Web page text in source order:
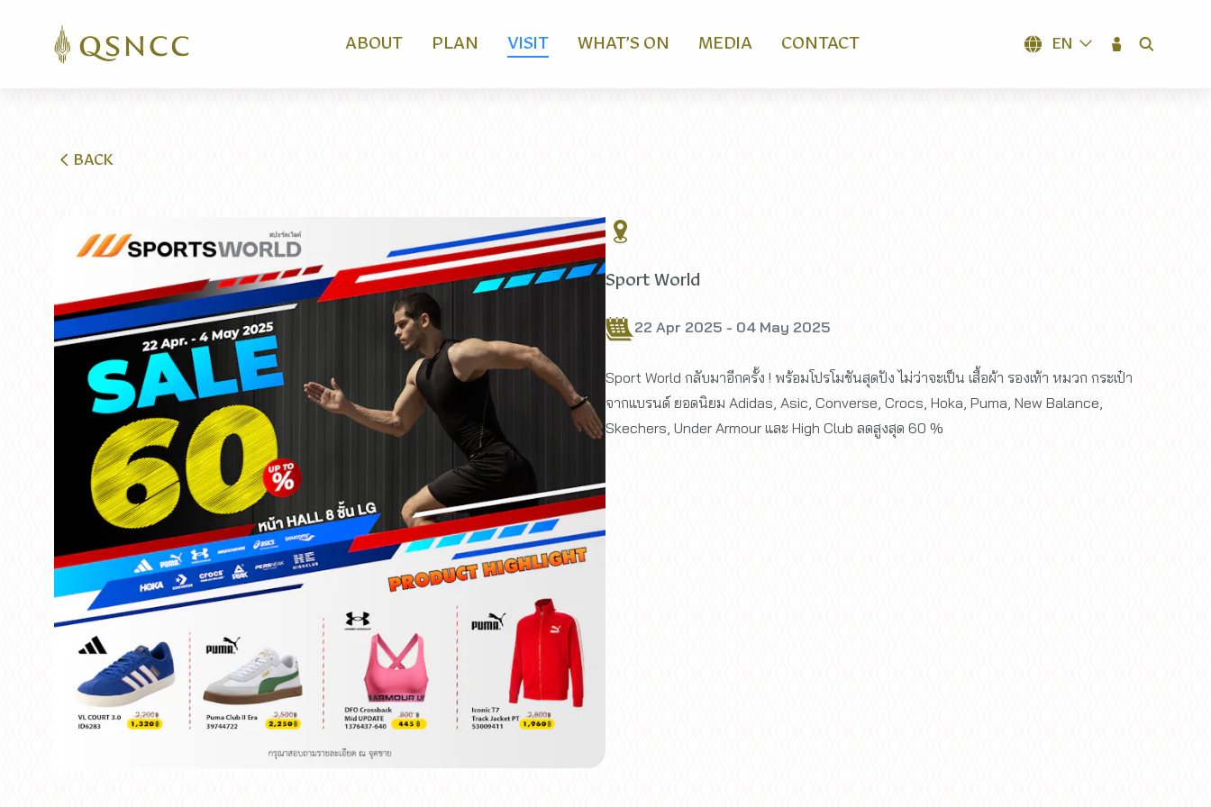
ABOUT PLAN VISIT WHAT’S ON MEDIA CONTACT EN
BACK
Sport World
22 Apr 2025 - 04 May 2025
Sport World กลับมาอีกครั้ง ! พร้อมโปรโมชันสุดปัง ไม่ว่าจะเป็น เสื้อผ้า รองเท้า หมวก กระเป๋า
จากแบรนด์ ยอดนิยม Adidas, Asic, Converse, Crocs, Hoka, Puma, New Balance,
Skechers, Under Armour และ High Club ลดสูงสุด 60 %